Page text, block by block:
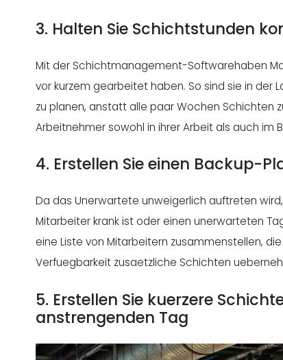
3. Halten Sie Schichtstunden
Mit der Schichtmanagement-Softwarehaben
vor kurzem gearbeitet haben. So sind sie in der
zu planen, anstatt alle paar Wochen Schichten
Arbeitnehmer sowohl in ihrer Arbeit als auch im
4. Erstellen Sie einen Backup-
Da das Unerwartete unweigerlich auftreten
Mitarbeiter krank ist oder einen unerwarteten
eine Liste von Mitarbeitern zusammenstellen,
Verfuegbarkeit zusaetzliche Schichten
5. Erstellen Sie kuerzere
anstrengenden Tag